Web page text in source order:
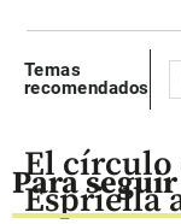
Temas
recomendados
Para
El círculo
Espriella